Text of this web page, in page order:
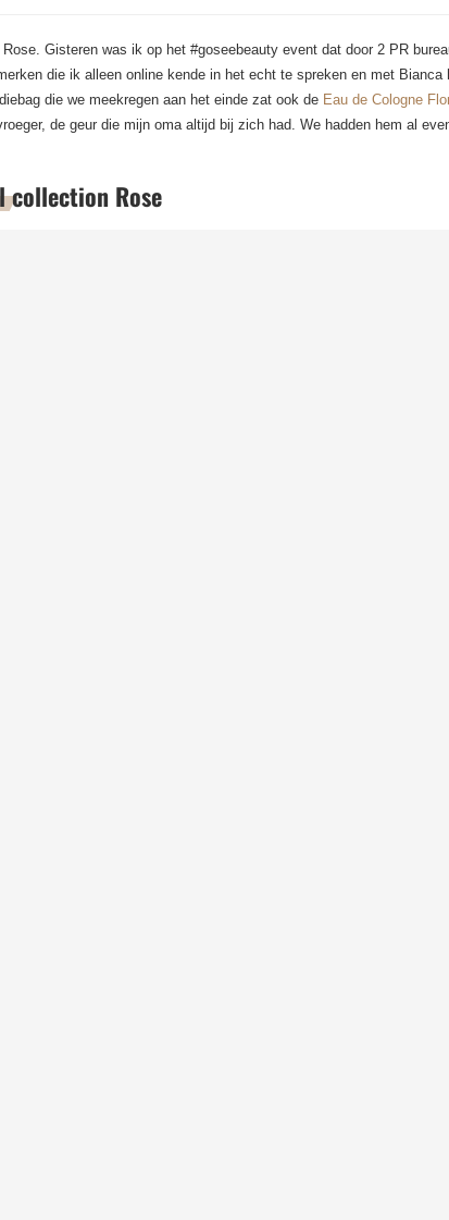
Gisteren was ik op het #goseebeauty event dat door 2 PR
die ik alleen online kende in het echt te spreken en met Bianca
die we meekregen aan het einde zat ook de Eau de Cologne
de geur die mijn oma altijd bij zich had. We hadden hem al
collection Rose